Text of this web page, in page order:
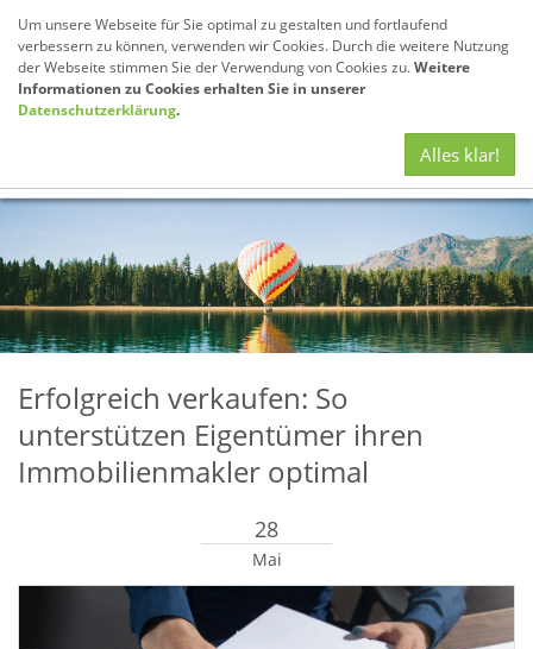
Erfolgreich verkaufen: So
unterstützen Eigentümer ihren
Immobilienmakler optimal
28
Mai
Um unsere Webseite für Sie optimal zu gestalten und fortlaufend
verbessern zu können, verwenden wir Cookies. Durch die weitere Nutzung
der Webseite stimmen Sie der Verwendung von Cookies zu.Weitere
Informationen zu Cookies erhalten Sie in unserer
Datenschutzerklärung.
Alles klar!